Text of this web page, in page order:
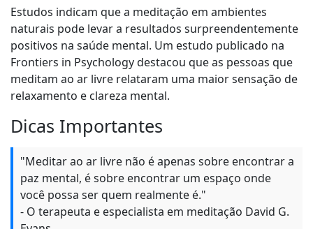
Estudos indicam que a meditação em ambientes
naturais pode levar a resultados surpreendentemente
positivos na saúde mental. Um estudo publicado na
Frontiers in Psychology destacou que as pessoas que
meditam ao ar livre relataram uma maior sensação de
relaxamento e clareza mental.
Dicas Importantes
"Meditar ao ar livre não é apenas sobre encontrar a
paz mental, é sobre encontrar um espaço onde
você possa ser quem realmente é."
- O terapeuta e especialista em meditação David G.